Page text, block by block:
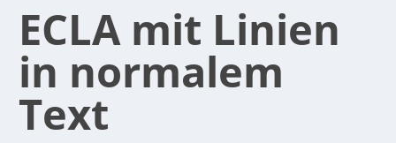
ECLA mit Linien
in normalem
Text